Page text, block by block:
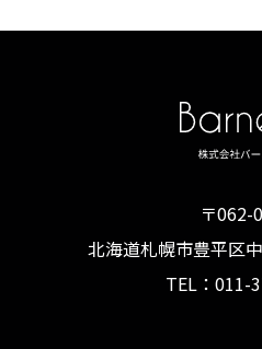
〒062-
北海道札幌市豊平区
TEL： 011-